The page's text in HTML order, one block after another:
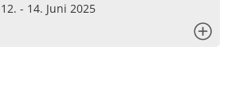
12. - 14. Juni 2025